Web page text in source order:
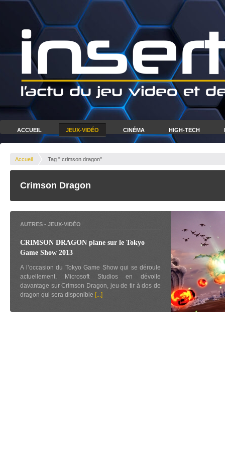
ACCUEIL JEUX-VIDÉO CINÉMA HIGH-TECH
Accueil Tag " crimson dragon"
Crimson Dragon
AUTRES - JEUX-VIDÉO
CRIMSON DRAGON plane sur le Tokyo
Game Show 2013
A l’occasion du Tokyo Game Show qui se déroule
actuellement, Microsoft Studios en dévoile
davantage sur Crimson Dragon, jeu de tir à dos de
dragon qui sera disponible [...]